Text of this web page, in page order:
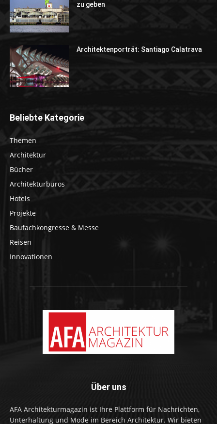
zu geben
Architektenporträt: Santiago Calatrava
Beliebte Kategorie
Themen
Architektur
Bücher
Architekturbüros
Hotels
Projekte
Baufachkongresse & Messe
Reisen
Innovationen
Über uns
AFA Architekturmagazin ist Ihre Plattform für Nachrichten,
Unterhaltung und Mode im Bereich Architektur. Wir bieten